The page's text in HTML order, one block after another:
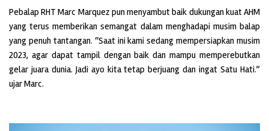
Pebalap RHT Marc Marquez pun menyambut baik dukungan kuat AHM
yang terus memberikan semangat dalam menghadapi musim balap
yang penuh tantangan. “Saat ini kami sedang mempersiapkan musim
2023, agar dapat tampil dengan baik dan mampu memperebutkan
gelar juara dunia. Jadi ayo kita tetap berjuang dan ingat Satu Hati.”
ujar Marc.